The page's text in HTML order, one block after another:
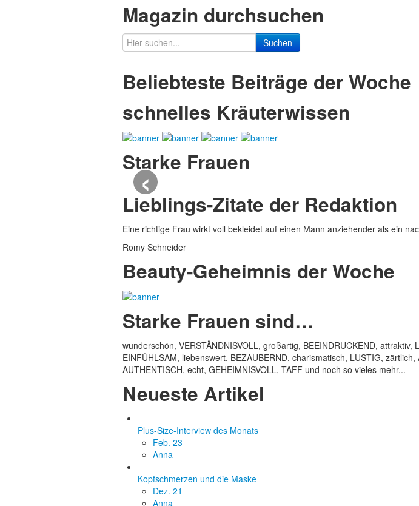
Magazin durchsuchen
Suchen
Beliebteste Beiträge der Woche
schnelles Kräuterwissen
Starke Frauen
‹
Lieblings-Zitate der Redaktion
Eine richtige Frau wirkt voll bekleidet auf einen Mann anziehender als ein
Romy Schneider
Beauty-Geheimnis der Woche
Starke Frauen sind…
wunderschön, VERSTÄNDNISVOLL, großartig, BEEINDRUCKEND,
EINFÜHLSAM, liebenswert, BEZAUBERND, charismatisch, LUSTIG,
AUTHENTISCH, echt, GEHEIMNISVOLL, TAFF und noch so vieles mehr...
Neueste Artikel
Plus-Size-Interview des Monats
Feb. 23
Anna
Kopfschmerzen und die Maske
Dez. 21
Anna